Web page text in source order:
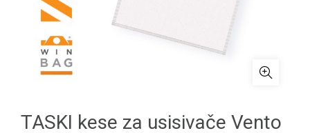
TASKI kese za usisivače Vento